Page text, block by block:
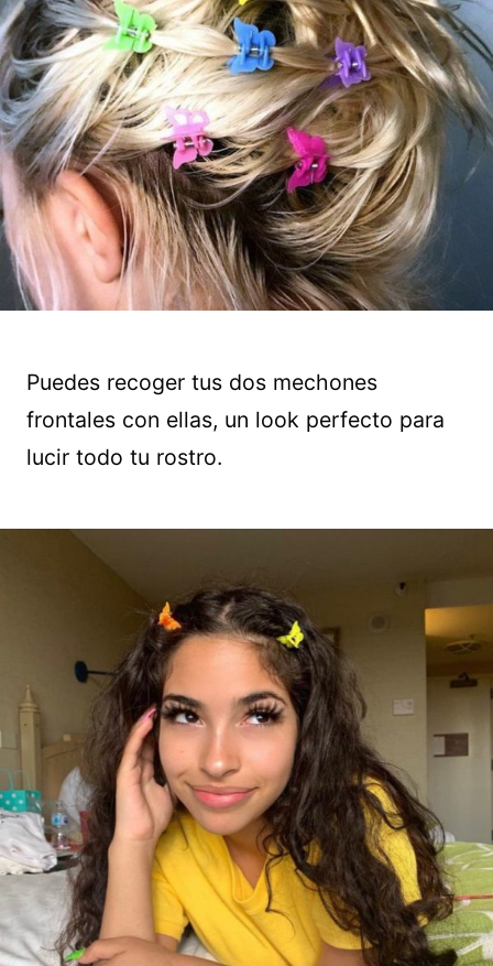
Puedes recoger tus dos mechones
frontales con ellas, un look perfecto para
lucir todo tu rostro.